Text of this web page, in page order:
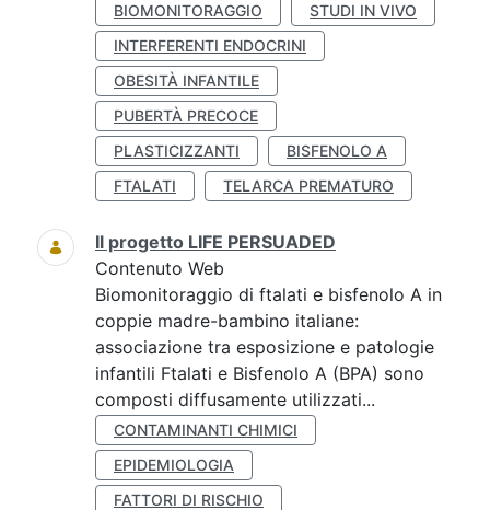
BIOMONITORAGGIO
STUDI IN VIVO
INTERFERENTI ENDOCRINI
OBESITÀ INFANTILE
PUBERTÀ PRECOCE
PLASTICIZZANTI
BISFENOLO A
FTALATI
TELARCA PREMATURO
Il progetto LIFE PERSUADED
Contenuto Web
Biomonitoraggio di ftalati e bisfenolo A in
coppie madre-bambino italiane:
associazione tra esposizione e patologie
infantili Ftalati e Bisfenolo A (BPA) sono
composti diffusamente utilizzati...
CONTAMINANTI CHIMICI
EPIDEMIOLOGIA
FATTORI DI RISCHIO